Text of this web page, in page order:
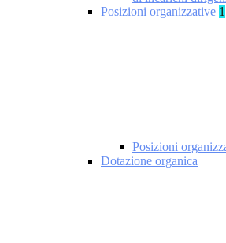
Posizioni organizzative 1
Posizioni
Dotazione organica